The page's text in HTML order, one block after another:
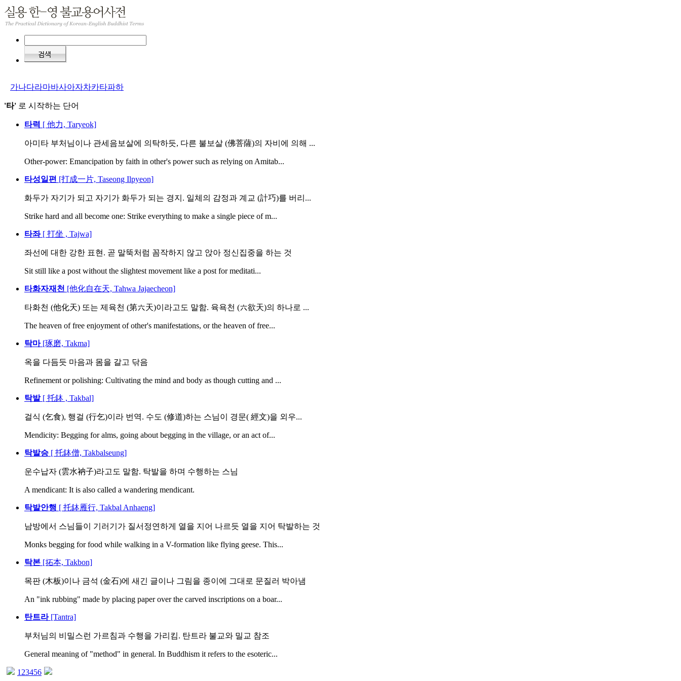
가나다라마바사아자차카타파하
'타' 로 시작하는 단어
타력 [ 他力, Taryeok]
아미타 부처님이나 관세음보살에 의탁하듯, 다른 불보살 (佛菩薩)의 자비에 의해 ...
Other-power: Emancipation by faith in other's power such as relying on Amitab...
타성일편 [打成一片, Taseong Ilpyeon]
화두가 자기가 되고 자기가 화두가 되는 경지. 일체의 감정과 계교 (計巧)를 버리...
Strike hard and all become one: Strike everything to make a single piece of m...
타좌[ 打坐 , Tajwa]
좌선에 대한 강한 표현. 곧 말뚝처럼 꼼작하지 않고 앉아 정신집중을 하는 것
Sit still like a post without the slightest movement like a post for meditati...
타화자재천 [他化自在天, Tahwa Jajaecheon]
타화천 (他化天) 또는 제육천 (第六天)이라고도 말함. 육욕천 (六欲天)의 하나로 ...
The heaven of free enjoyment of other's manifestations, or the heaven of free...
탁마[琢磨, Takma]
옥을 다듬듯 마음과 몸을 갈고 닦음
Refinement or polishing: Cultivating the mind and body as though cutting and ...
탁발[ 托鉢 , Takbal]
걸식 (乞食), 행걸 (行乞)이라 번역. 수도 (修道)하는 스님이 경문( 經文)을 외우...
Mendicity: Begging for alms, going about begging in the village, or an act of...
탁발승 [ 托鉢僧, Takbalseung]
운수납자 (雲水衲子)라고도 말함. 탁발을 하며 수행하는 스님
A mendicant: It is also called a wandering mendicant.
탁발안행 [ 托鉢雁行, Takbal Anhaeng]
남방에서 스님들이 기러기가 질서정연하게 열을 지어 나르듯 열을 지어 탁발하는 것
Monks begging for food while walking in a V-formation like flying geese. This...
탁본 [拓本, Takbon]
목판 (木板)이나 금석 (金石)에 새긴 글이나 그림을 종이에 그대로 문질러 박아냄
An "ink rubbing" made by placing paper over the carved inscriptions on a boar...
탄트라[Tantra]
부처님의 비밀스런 가르침과 수행을 가리킴. 탄트라 불교와 밀교 참조
General meaning of "method" in general. In Buddhism it refers to the esoteric...
1 23456